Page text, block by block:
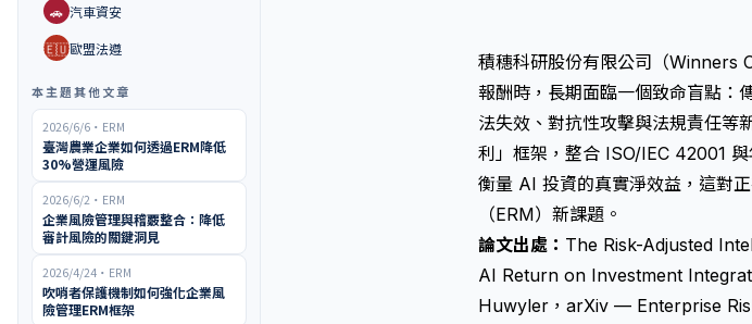
🚗 汽車資安
🇪🇺歐盟法遵
本主題其他文章
2026/6/6 ・ ERM
臺灣農業企業如何透過ERM降低
30%營運風險
2026/6/2 ・ ERM
企業風險管理與稽覈整合：降低
審計風險的關鍵洞見
2026/4/24 ・ ERM
吹哨者保護機制如何強化企業風
險管理ERM框架
積穗科研股份有限公司（Winners
報酬時，長期面臨一個致命盲點：
法失效、對抗性攻擊與法規責任等
利」框架，整合 ISO/IEC 42001
衡量 AI 投資的真實淨效益，這對
（ERM）新課題。
論文出處： The Risk-Adjusted
AI Return on Investment
Huwyler，arXiv — Enterprise